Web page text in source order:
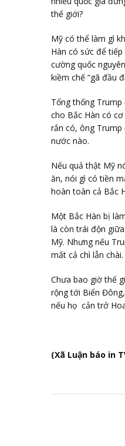
thế giới?
Mỹ có thể làm gì
Hàn có sức để
cường quốc
kiềm chế “gã đầu
Tổng thống
cho Bắc Hàn có
rắn có, ông Trump
nước nào.
Nếu quả thật Mỹ
ăn, nói gì có tiền
hoàn toàn cả Bắc
Một Bắc Hàn bị
là còn trái độn
Mỹ. Nhưng nếu
mất cả chì lẫn chài.
Chưa bao giờ thế
rộng tới Biển
nếu họ cản trở
(Xã Luận báo in